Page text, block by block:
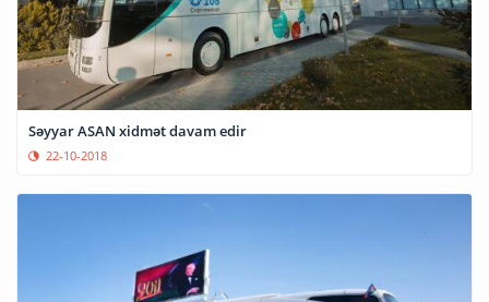
Səyyar ASAN xidmət davam edir
22-10-2018